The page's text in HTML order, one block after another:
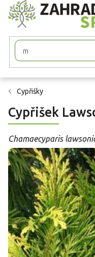
Přejít
na
obsah
Cypřišky
Cypřišek
Chamaecyparis